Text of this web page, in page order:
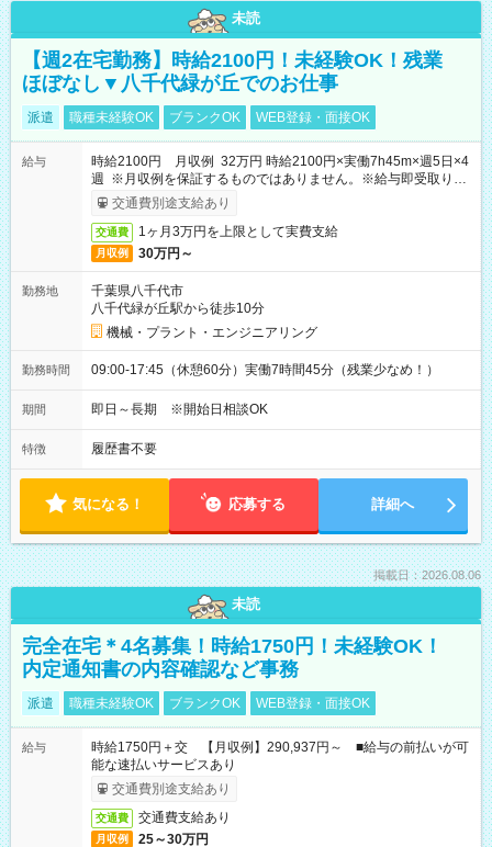
未読
【週2在宅勤務】時給2100円！未経験OK！残業
ほぼなし▼八千代緑が丘でのお仕事
派遣 職種未経験OK ブランクOK WEB登録・面接OK
給与
時給2100円 月収例 32万円 時給2100円×実働7h45m×週5日×4
週 ※月収例を保証するものではありません。※給与即受取りサ
ービス利用可（利用条件有）
交通費別途支給あり
交通費 1ヶ月3万円を上限として実費支給
月収例 30万円～
勤務地
千葉県八千代市
八千代緑が丘駅から徒歩10分
機械・プラント・エンジニアリング
勤務時間 09:00-17:45（休憩60分）実働7時間45分（残業少なめ！）
期間 即日～長期 ※開始日相談OK
特徴 履歴書不要
気になる！ 応募する 詳細へ
掲載日：2026.08.06
未読
完全在宅＊4名募集！時給1750円！未経験OK！
内定通知書の内容確認など事務
派遣 職種未経験OK ブランクOK WEB登録・面接OK
給与
時給1750円＋交 【月収例】290,937円～ ■給与の前払いが可
能な速払いサービスあり
交通費別途支給あり
交通費 交通費支給あり
月収例 25～30万円